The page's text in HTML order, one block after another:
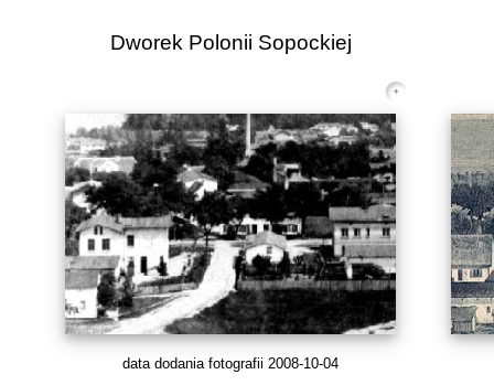
Dworek Polonii Sopockiej
data dodania fotografii 2008-10-04